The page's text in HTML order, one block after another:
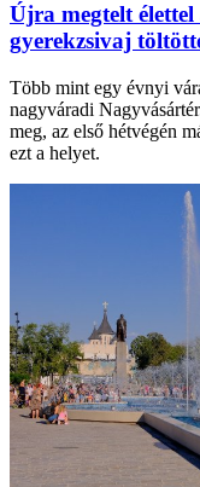
Újra megtelt élettel
gyerekzsivaj
Több mint egy évnyi
nagyváradi
meg, az első hétvégén
ezt a helyet.